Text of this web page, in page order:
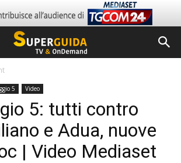
5 Video
5: tutti contro
e Adua, nuove
| Video Mediaset